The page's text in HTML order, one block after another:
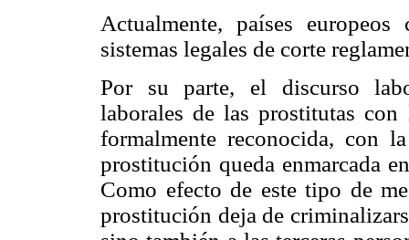
Actualmente, países
sistemas legales de corte
Por su parte, el discurso
laborales de las prostitutas
formalmente reconocida, con
prostitución queda enmarcada
Como efecto de este tipo de
prostitución deja de